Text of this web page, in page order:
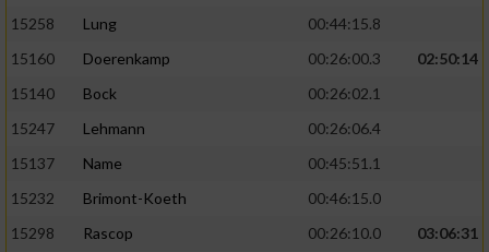
15258
Lung
00:44:15.8
15160
Doerenkamp 00:26:00.3
02:50:14
15140
Bock
00:26:02.1
15247
Lehmann
00:26:06.4
15137
Name
00:45:51.1
15232
Brimont-Koeth
00:46:15.0
15298
Rascop 00:26:10.0
03:06:31